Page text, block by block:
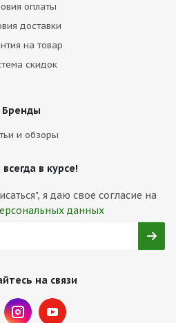
оплаты
доставки
на товар
скидок
Бренды
и обзоры
в курсе!
я даю свое согласие на
данных
на связи